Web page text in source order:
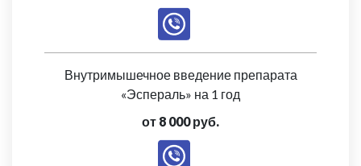
Внутримышечное введение препарата
«Эспераль» на 1 год
от 8 000 руб.